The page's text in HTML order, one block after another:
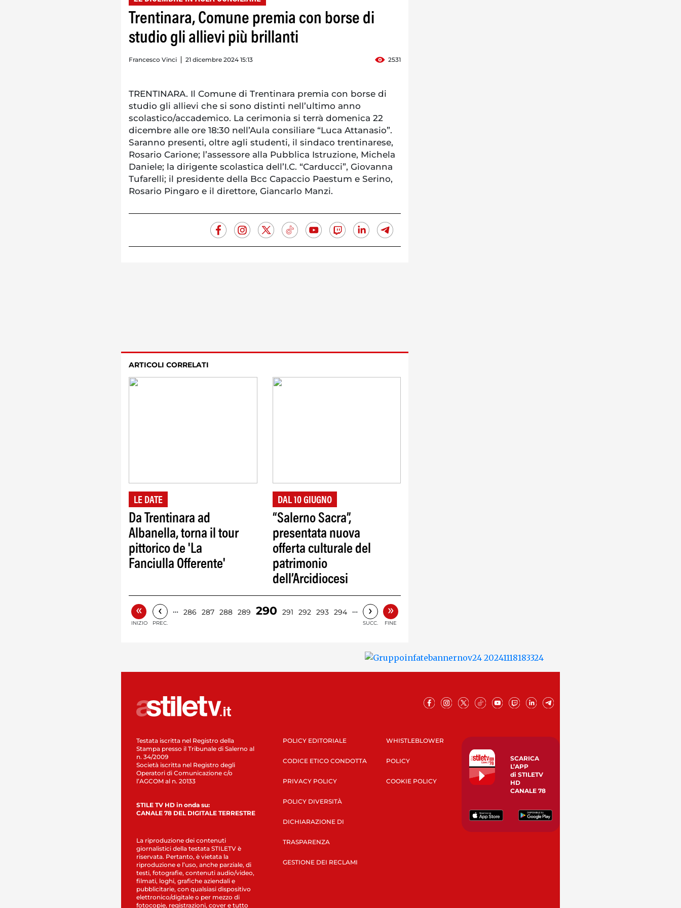
Trentinara, Comune premia con borse di
studio gli allievi più brillanti
Francesco Vinci 21 dicembre 2024 15:13 2531
TRENTINARA. Il Comune di Trentinara premia con borse di
studio gli allievi che si sono distinti nell’ultimo anno
scolastico/accademico. La cerimonia si terrà domenica 22
dicembre alle ore 18:30 nell’Aula consiliare “Luca Attanasio”.
Saranno presenti, oltre agli studenti, il sindaco trentinarese,
Rosario Carione; l’assessore alla Pubblica Istruzione, Michela
Daniele; la dirigente scolastica dell’I.C. “Carducci”, Giovanna
Tufarelli; il presidente della Bcc Capaccio Paestum e Serino,
Rosario Pingaro e il direttore, Giancarlo Manzi.
ARTICOLI CORRELATI
LE DATE
Da Trentinara ad
Albanella, torna il tour
pittorico de 'La
Fanciulla Offerente'
DAL 10 GIUGNO
“Salerno Sacra”,
presentata nuova
offerta culturale del
patrimonio
dell’Arcidiocesi
«
INIZIO
‹
PREC.
… 286 287 288 289 290 291 292 293 294 … ›
SUCC.
»
FINE
Testata iscritta nel Registro della
Stampa presso il Tribunale di Salerno al
n. 34/2009
Società iscritta nel Registro degli
Operatori di Comunicazione c/o
l’AGCOM al n. 20133
STILE TV HD in onda su:
CANALE 78 DEL DIGITALE TERRESTRE
La riproduzione dei contenuti
giornalistici della testata STILETV è
riservata. Pertanto, è vietata la
riproduzione e l’uso, anche parziale, di
testi, fotografie, contenuti audio/video,
filmati, loghi, grafiche aziendali e
pubblicitarie, con qualsiasi dispositivo
elettronico/digitale o per mezzo di
fotocopie, registrazioni, cover e tutto
POLICY EDITORIALE
CODICE ETICO CONDOTTA
PRIVACY POLICY
POLICY DIVERSITÀ
DICHIARAZIONE DI
TRASPARENZA
GESTIONE DEI RECLAMI
WHISTLEBLOWER
POLICY
COOKIE POLICY
SCARICA
L’APP
di STILETV
HD
CANALE 78